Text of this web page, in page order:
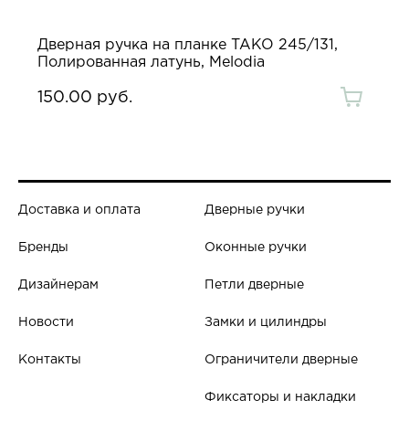
Дверная ручка на планке TAKO 245/131,
Полированная латунь, Melodia
150.00 руб.
Доставка и оплата
Бренды
Дизайнерам
Новости
Контакты
Дверные ручки
Оконные ручки
Петли дверные
Замки и цилиндры
Ограничители дверные
Фиксаторы и накладки